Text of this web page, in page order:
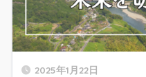
2025年1月22日